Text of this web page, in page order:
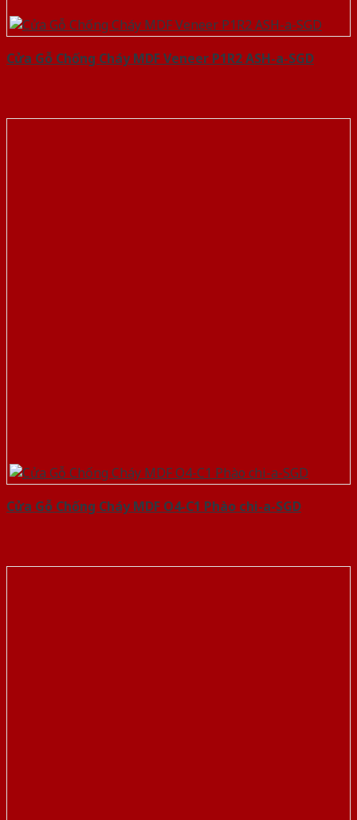
Cửa Gỗ Chống Cháy MDF Veneer P1R2 ASH-a-SGD
Cửa Gỗ Chống Cháy MDF O4-C1 Phào chi-a-SGD